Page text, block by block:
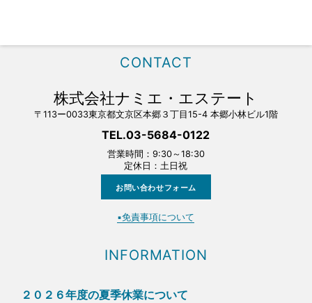
CONTACT
株式会社ナミエ・エステート
〒113ー0033東京都文京区本郷３丁目15-4 本郷小林ビル1階
TEL.03-5684-0122
営業時間：9:30～18:30
定休日：土日祝
お問い合わせフォーム
▪️免責事項について
INFORMATION
２０２６年度の夏季休業について